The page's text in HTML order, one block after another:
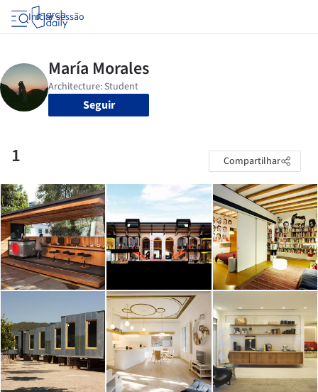
Iniciar sessão
Seguir
1 Compartilhar